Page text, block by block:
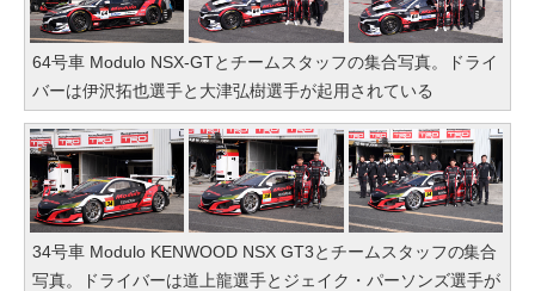
64号車 Modulo NSX-GTとチームスタッフの集合写真。ドライ
バーは伊沢拓也選手と大津弘樹選手が起用されている
34号車 Modulo KENWOOD NSX GT3とチームスタッフの集合
写真。ドライバーは道上龍選手とジェイク・パーソンズ選手が